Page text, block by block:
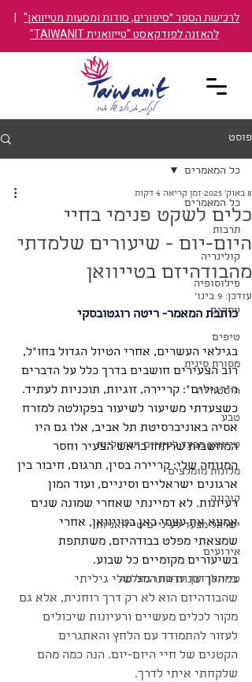
לרכישת הספר ״סיפורים, סודות ומסעות מטייוואן" |
להאזנה לפודקאסט "טייוואנית TAIWANIT"
פוסט
כל המאמרים
תרבות
קולינריה
פילוסופיה
עסקים
טיפים
מסורת סינית
היסטוריה
טבע
טייוואן מבעד לעיניים ישראליות
מלונות מומלצים
קורונה
ישראל מבעד לעיניים טייוואניות
אירועים
טייוואן דרך עדשת המצלמה
כל המאמרים
כלים לשקט פנימי בחיי
היום-יום - שיעורים שלמדתי
מהבודהיזם בטייוואן
8 באוק׳ 2025 זמן קריאה 4 דקות
עודכן: 9 בינו׳
כותבת המאמר- ​ריטה רוגטובסקי
בגילאי העשרים, אחרי הטיול הגדול בחו"ל,
רוב הצעירים חושבים בדרך כלל על הדברים
ה״רגילים״: קריירה, זוגיות, תוכניות לעתיד.
כשצעדתי משיעור לשיעור בפקולטה למזרח
אסיה באוניברסיטת תל אביב, אלו גם היו
המחשבות שרתחו בראש הצעיר וחסר
המנוחה שלי: קריירה בסין, תרגום, חיבור בין
ארגונים ישראליים וסיניים, ועוד המון
רעיונות. לא דמיינתי שאחרי שמונה שנים
אמצא את עצמי כאן בטייוואן, אחרי
שמצאתי מפלט בבודהיזם, משתתפת
בשיעורים מקומיים כל שבוע.
במהלך שנות התרגול שלי גיליתי
שהבודהיזם הוא לא רק דרך רוחנית, אלא גם
מקור לכלים מעשיים ורעיונות שיכולים
לעזור להתמודד עם הלחץ והאתגרים
הקטנים של חיי היום-יום. הנה כמה מהם
שלקחתי איתי לדרך.